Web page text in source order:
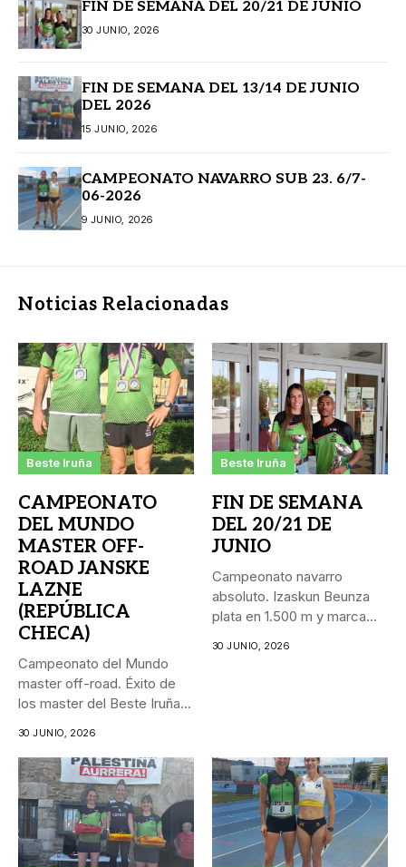
FIN DE SEMANA DEL 20/21 DE JUNIO
30 JUNIO, 2026
FIN DE SEMANA DEL 13/14 DE JUNIO
DEL 2026
15 JUNIO, 2026
CAMPEONATO NAVARRO SUB 23. 6/7-
06-2026
9 JUNIO, 2026
Noticias Relacionadas
Beste Iruña
CAMPEONATO
DEL MUNDO
MASTER OFF-
ROAD JANSKE
LAZNE
(REPÚBLICA
CHECA)
Campeonato del Mundo
master off-road. Éxito de
los master del Beste Iruña...
30 JUNIO, 2026
Beste Iruña
FIN DE SEMANA
DEL 20/21 DE
JUNIO
Campeonato navarro
absoluto. Izaskun Beunza
plata en 1.500 m y marca
30 JUNIO, 2026